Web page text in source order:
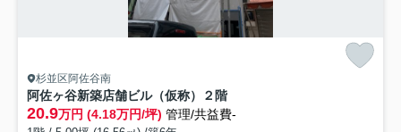
杉並区阿佐谷南
阿佐ヶ谷新築店舗ビル（仮称） ２階
20.9万円 (4.18万円/坪) 管理/共益費-